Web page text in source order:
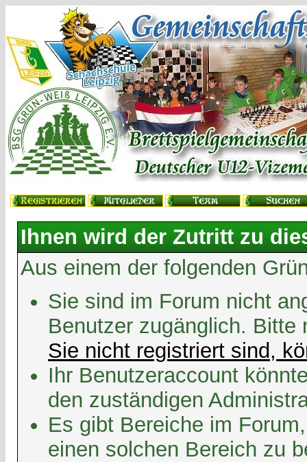
Ihnen wird der Zutritt zu
Aus einem der folgenden
Sie sind im Forum nicht
Benutzer zugänglich.
Sie nicht registriert sind,
Ihr Benutzeraccount
den zuständigen
Es gibt Bereiche im
einen solchen Bereich zu